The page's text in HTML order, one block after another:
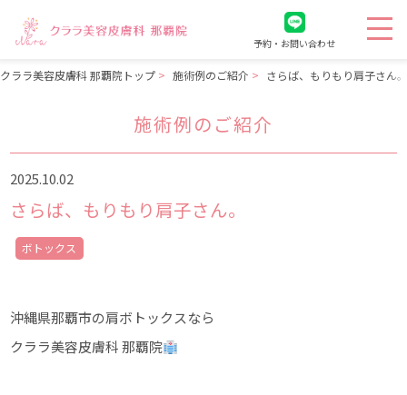
予約・お問い合わせ
クララ美容皮膚科 那覇院トップ 施術例のご紹介 さらば、もりもり肩子さん。
施術例のご紹介
2025.10.02
さらば、もりもり肩子さん。
ボトックス
沖縄県那覇市の肩ボトックスなら
クララ美容皮膚科 那覇院